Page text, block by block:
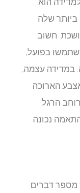
שלה
חשוב
בפועל,
עצמה,
הארוכה
הרגל
נכונה
דברים